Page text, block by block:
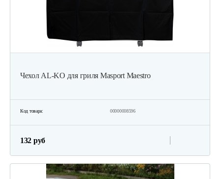
Чехол AL-KO для гриля Masport Maestro
Код товара: 00000008596
132 руб